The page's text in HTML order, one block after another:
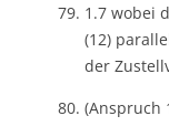
1.7 wobei
(12)
der
(Anspruch